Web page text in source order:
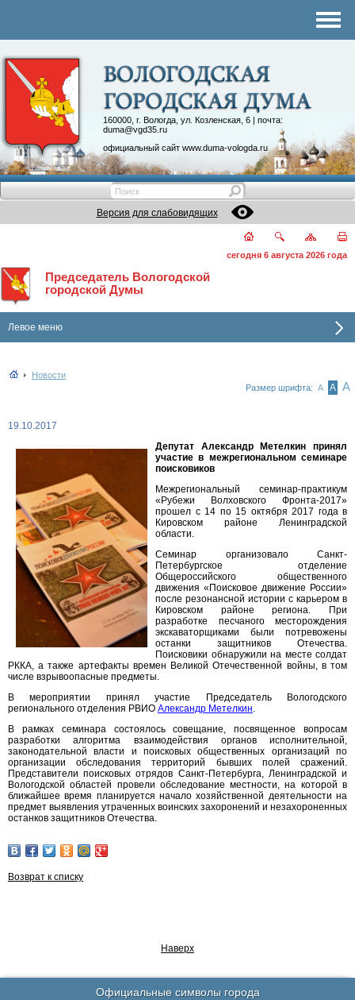
160000, г. Вологда, ул. Козленская, 6 | почта:
duma@vgd35.ru
официальный сайт www.duma-vologda.ru
Контакты
Депутатские объединения
Версия для слабовидящих
сегодня 6 августа 2026 года
Председатель Вологодской
городской Думы
Левое меню
Новости
Размер шрифта: А А А
19.10.2017
Депутат Александр Метелкин принял
участие в межрегиональном семинаре
поисковиков
Межрегиональный семинар-практикум
«Рубежи Волховского Фронта-2017»
прошел с 14 по 15 октября 2017 года в
Кировском районе Ленинградской
области.
Семинар организовало Санкт-
Петербургское отделение
Общероссийского общественного
движения «Поисковое движение России»
после резонансной истории с карьером в
Кировском районе региона. При
разработке песчаного месторождения
экскаваторщиками были потревожены
останки защитников Отечества.
Поисковики обнаружили на месте солдат
РККА, а также артефакты времен Великой Отечественной войны, в том
числе взрывоопасные предметы.
В мероприятии принял участие Председатель Вологодского
регионального отделения РВИО Александр Метелкин.
В рамках семинара состоялось совещание, посвященное вопросам
разработки алгоритма взаимодействия органов исполнительной,
законодательной власти и поисковых общественных организаций по
организации обследования территорий бывших полей сражений.
Представители поисковых отрядов Санкт-Петербурга, Ленинградской и
Вологодской областей провели обследование местности, на которой в
ближайшее время планируется начало хозяйственной деятельности на
предмет выявления утраченных воинских захоронений и незахороненных
останков защитников Отечества.
Возврат к списку
Наверх
Официальные символы города